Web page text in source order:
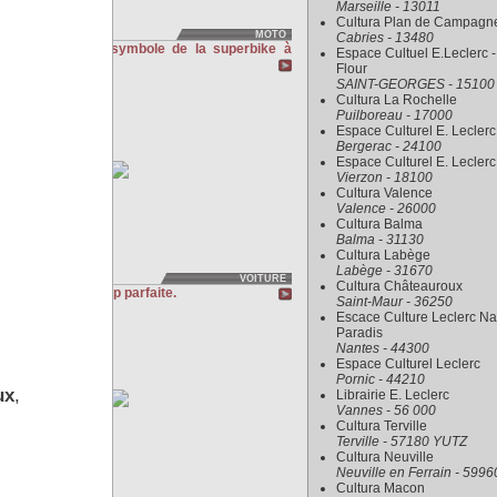
MOTO
1000 3c - le symbole de la superbike à
VOITURE
NSX , Presque trop parfaite.
Marseille - 13011
Cultura Plan de
Cabries - 13480
Espace Cultuel E.Leclerc
Flour
SAINT-GEORGES - 15100
Cultura La Rochelle
Puilboreau - 17000
Espace Culturel E. Leclerc
Bergerac - 24100
Espace Culturel E. Leclerc
Vierzon - 18100
Cultura Valence
Valence - 26000
Cultura Balma
Balma - 31130
Cultura Labège
Labège - 31670
Cultura Châteauroux
Saint-Maur - 36250
Escace Culture Leclerc
Paradis
Nantes - 44300
Espace Culturel Leclerc
Pornic - 44210
Librairie E. Leclerc
Vannes - 56 000
Cultura Terville
Terville - 57180 YUTZ
Cultura Neuville
Neuville en Ferrain -
Cultura Macon
,